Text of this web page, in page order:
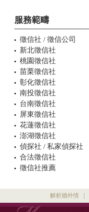
服務範疇
徵信社 / 徵信公司
新北徵信社
桃園徵信社
苗栗徵信社
彰化徵信社
南投徵信社
台南徵信社
屏東徵信社
花蓮徵信社
澎湖徵信社
偵探社 / 私家偵探社
合法徵信社
徵信社推薦
解析婚外情